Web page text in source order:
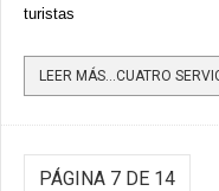
turistas
PÁGINA 7 DE 14